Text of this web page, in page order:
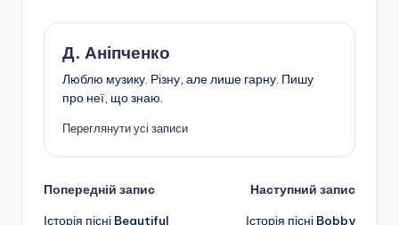
Д. Аніпченко
Люблю музику. Різну, але лише гарну. Пишу
про неї, що знаю.
Переглянути усі записи
Навігація
Попередній запис
Історія пісні Beautiful
Наступний запис
Історія пісні Bobby